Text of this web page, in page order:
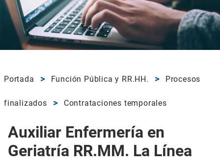
Portada Función Pública y RR.HH. Procesos
finalizados Contrataciones temporales
Auxiliar Enfermería en
Geriatría RR.MM. La Línea